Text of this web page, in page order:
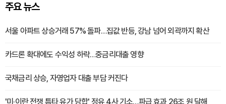
주요 뉴스
서울 아파트 상승거래 57% 돌파…집값 반등, 강남 넘어 외곽까지 확산
카드론 확대에도 수익성 하락…중금리대출 영향
국채금리 상승, 자영업자 대출 부담 커진다
'미·이란 전쟁 틈타 유가 담합' 정유 4사 기소…파급 효과 26조 원 달해